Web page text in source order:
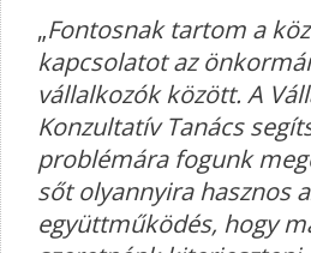
„Fontosnak tartom a
kapcsolatot az
vállalkozók között. A
Konzultatív Tanács
problémára fogunk
sőt olyannyira hasznos
együttműködés, hogy